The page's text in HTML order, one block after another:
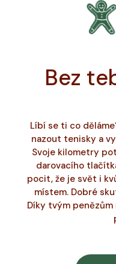
Bez
Líbí se ti co
nazout tenisky a
Svoje kilometry
darovacího
pocit, že je svět i
místem. Dobré
Díky tvým